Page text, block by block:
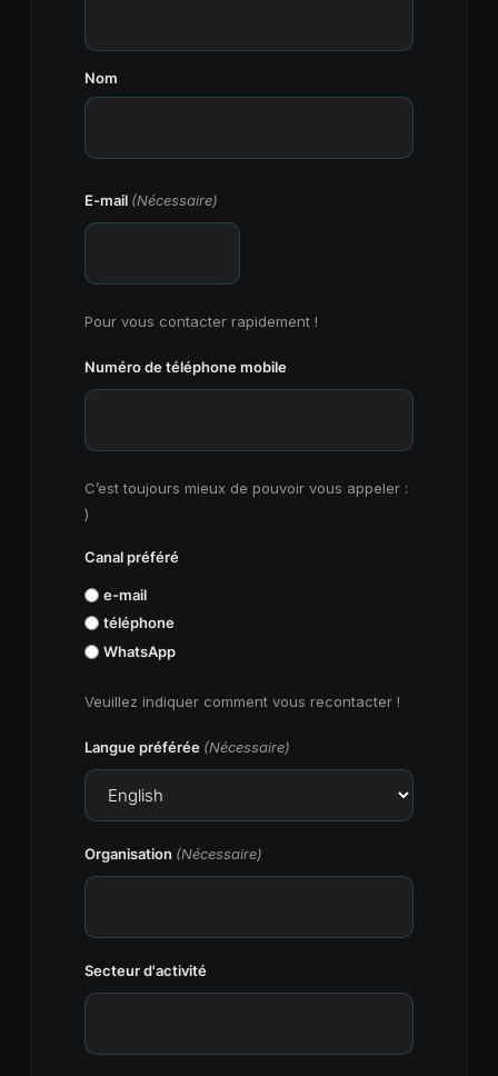
Nom
E-mail (Nécessaire)
Pour vous contacter rapidement !
Numéro de téléphone mobile
C’est toujours mieux de pouvoir vous appeler :
)
Canal préféré
e-mail
téléphone
WhatsApp
Veuillez indiquer comment vous recontacter !
Langue préférée (Nécessaire)
Organisation (Nécessaire)
Secteur d'activité